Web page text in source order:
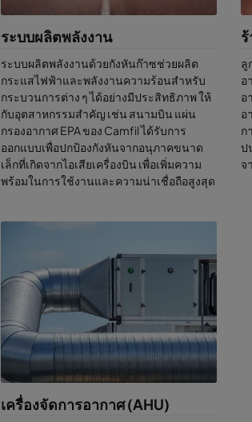
เลือกกรองอากาศที่เห
ต้องการของคุณ
ระบบกรองอากาศ แคมฟิล ทั่วไปสำหรับกรองมลพิษ
ตัวกรองอนุภาค– ตัวกรอง
ePM1 ตัวกรองอากาศแบบอนุภาคในระบบ HVAC
ป้องกันสิ่งปนเปื้อนที่ละเอียดมากที่สุดและประหยัดใน
ลึกเข้าไปสู่ปอดและร่างกายทำให้เกิดความเสียหาย.
ระบบการกรองอากาศคาร์บอนตอบโจทย์ของควันไอ
กับสนามบิน รวมถึง VOCs ตัวกรองคาร์บอนมีการใช้
ระบบผลิตพลังงาน
ระบบผลิตพลังงานด้วยกังหันก๊าซช่วยผลิต
กระแสไฟฟ้าและพลังงานความร้อนสำหรับ
กระบวนการต่าง ๆ ได้อย่างมีประสิทธิภาพ ให้
กับอุตสาหกรรมสำคัญ เช่น สนามบิน แผ่น
กรองอากาศ EPA ของ Camfil ได้รับการ
ออกแบบเพื่อปกป้องกังหันจากอนุภาคขนาด
เล็กที่เกิดจากไอเสียเครื่องบิน เพื่อเพิ่มความ
พร้อมในการใช้งานและความน่าเชื่อถือสูงสุด
ลู
อ
อ
อ
ก
ป
จ
เครื่องจัดการอากาศ (AHU)